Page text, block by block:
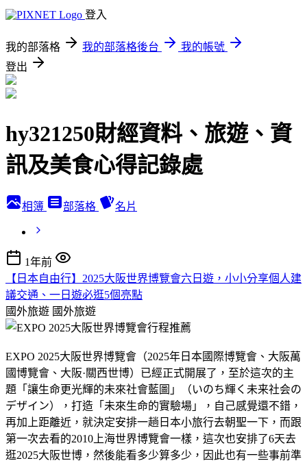
登入
我的部落格 我的部落格後台
我的帳號
登出
hy321250財經資料、旅遊、資
訊及美食心得記錄處
相簿 部落格 名片
1年前
【日本自由行】2025大阪世界博覽會六日遊，小小分享個人建
議交通、一日遊必逛5個亮點
國外旅遊 國外旅遊
EXPO 2025大阪世界博覽會（2025年日本國際博覽會、大阪萬
國博覽會、大阪·關西世博）已經正式開展了，至於這次的主
題「讓生命更光輝的未來社會藍圖」（いのち輝く未来社会の
デザイン），打造「未來生命的實驗場」，自己感覺還不錯，
再加上距離近，就決定安排一趟日本小旅行去朝聖一下，而跟
第一次去看的2010上海世界博覽會一樣，這次也安排了6天去
逛2025大阪世博，然後能看多少算多少，因此也有一些事前準